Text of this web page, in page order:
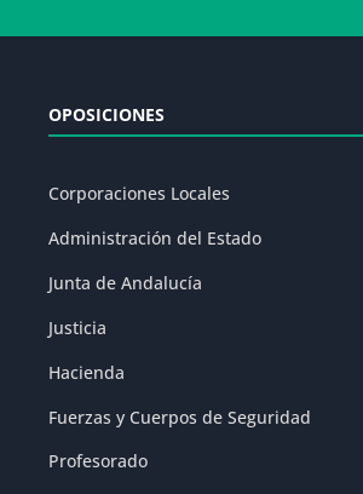
OPOSICIONES
Corporaciones Locales
Administración del Estado
Junta de Andalucía
Justicia
Hacienda
Fuerzas y Cuerpos de Seguridad
Profesorado